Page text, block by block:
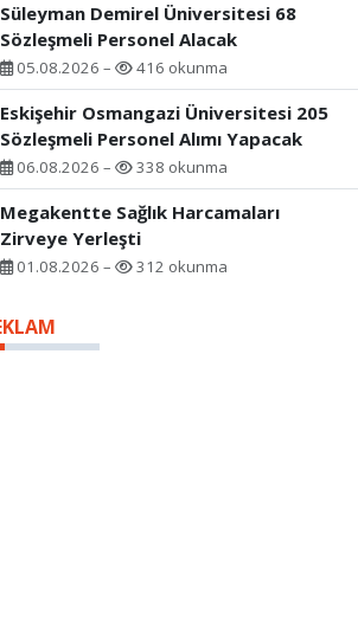
Süleyman Demirel Üniversitesi 68
Sözleşmeli Personel Alacak
05.08.2026 – 416 okunma
Eskişehir Osmangazi Üniversitesi 205
Sözleşmeli Personel Alımı Yapacak
06.08.2026 – 338 okunma
Megakentte Sağlık Harcamaları
Zirveye Yerleşti
01.08.2026 – 312 okunma